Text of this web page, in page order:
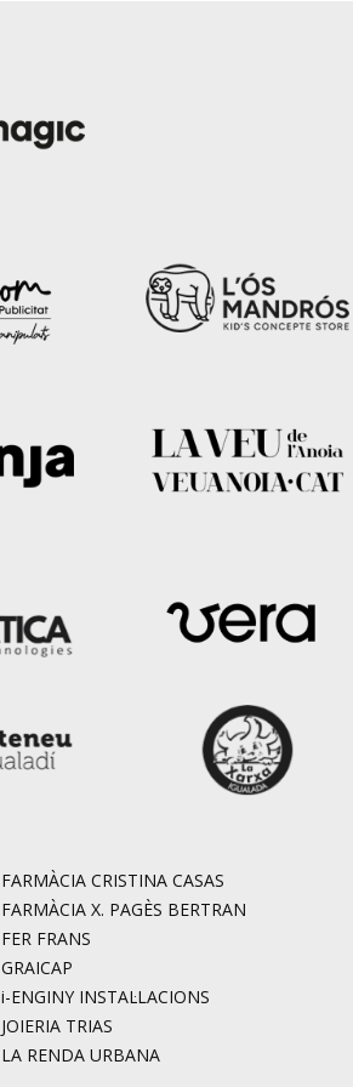
FARMÀCIA CRISTINA CASAS
FARMÀCIA X. PAGÈS BERTRAN
FER FRANS
GRAICAP
i-ENGINY INSTAL·LACIONS
JOIERIA TRIAS
LA RENDA URBANA